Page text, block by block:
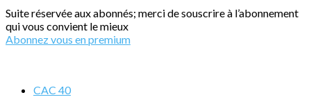
Suite réservée aux abonnés; merci de souscrire à l’abonnement
qui vous convient le mieux
Abonnez vous en premium
CAC 40